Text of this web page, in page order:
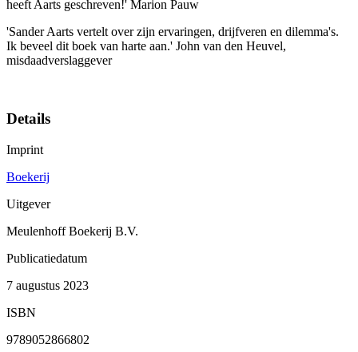
heeft Aarts geschreven!' Marion Pauw
'Sander Aarts vertelt over zijn ervaringen, drijfveren en dilemma's.
Ik beveel dit boek van harte aan.' John van den Heuvel,
misdaadverslaggever
Details
Imprint
Boekerij
Uitgever
Meulenhoff Boekerij B.V.
Publicatiedatum
7 augustus 2023
ISBN
9789052866802